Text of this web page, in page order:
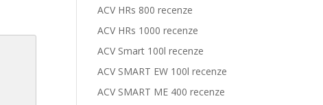
ACV HRs 800 recenze
ACV HRs 1000 recenze
ACV Smart 100l recenze
ACV SMART EW 100l recenze
ACV SMART ME 400 recenze